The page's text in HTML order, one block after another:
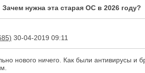
нужна эта старая ОС в 2026 году?
30-04-2019 09:11
нового ничего. Как были антивирусы